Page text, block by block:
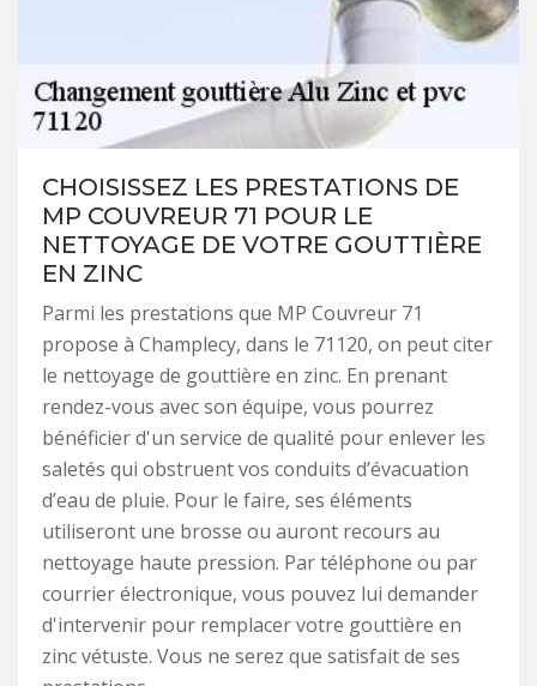
CHOISISSEZ LES PRESTATIONS DE
MP COUVREUR 71 POUR LE
NETTOYAGE DE VOTRE GOUTTIÈRE
EN ZINC
Parmi les prestations que MP Couvreur 71
propose à Champlecy, dans le 71120, on peut citer
le nettoyage de gouttière en zinc. En prenant
rendez-vous avec son équipe, vous pourrez
bénéficier d'un service de qualité pour enlever les
saletés qui obstruent vos conduits d’évacuation
d’eau de pluie. Pour le faire, ses éléments
utiliseront une brosse ou auront recours au
nettoyage haute pression. Par téléphone ou par
courrier électronique, vous pouvez lui demander
d'intervenir pour remplacer votre gouttière en
zinc vétuste. Vous ne serez que satisfait de ses